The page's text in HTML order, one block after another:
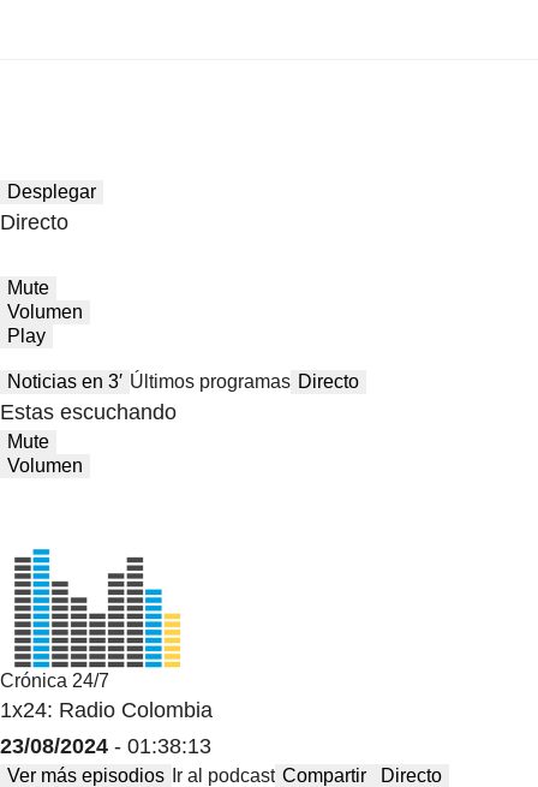
Desplegar
Directo
Mute
Volumen
Play
Noticias en 3′ Últimos programas Directo
Estas escuchando
Mute
Volumen
Crónica 24/7
1x24: Radio Colombia
23/08/2024 - 01:38:13
Ver más episodios Ir al podcast Compartir Directo